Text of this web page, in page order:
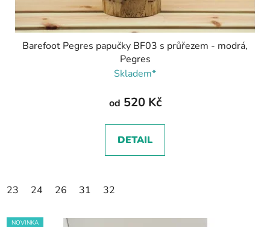
Barefoot Pegres papučky BF03 s průřezem - modrá,
Pegres
Skladem*
od 520 Kč
DETAIL
23 24 26 31 32
NOVINKA